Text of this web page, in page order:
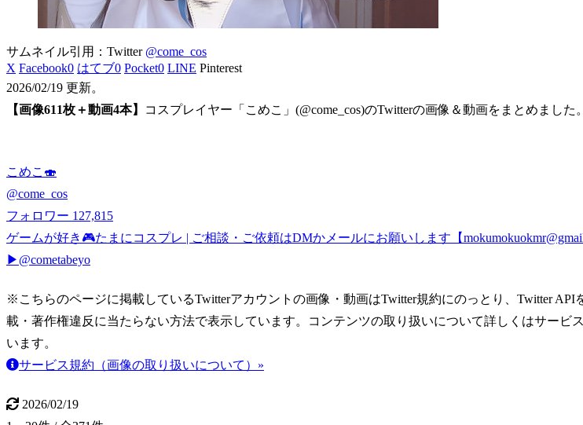
サムネイル引用：Twitter @come_cos
X Facebook0 はてブ0 Pocket0 LINE Pinterest
2026/02/19 更新。
【画像611枚＋動画4本】
コスプレイヤー「こめこ」(@come_cos)のTwitterの画像＆動画をまとめました。
こめこ🍣
@come_cos
フォロワー 127,815
ゲームが好き🎮たまにコスプレ | ご相談・ご依頼はDMかメールにお願いします【
▶︎@cometabeyo
※こちらのページに掲載しているTwitterアカウントの画像・動画はTwitter規約にのっとり、Twitter API
載・著作権違反に当たらない方法で表示しています。コンテンツの取り扱いについて詳しくはサービ
います。
サービス規約（画像の取り扱いについて）»
2026/02/19